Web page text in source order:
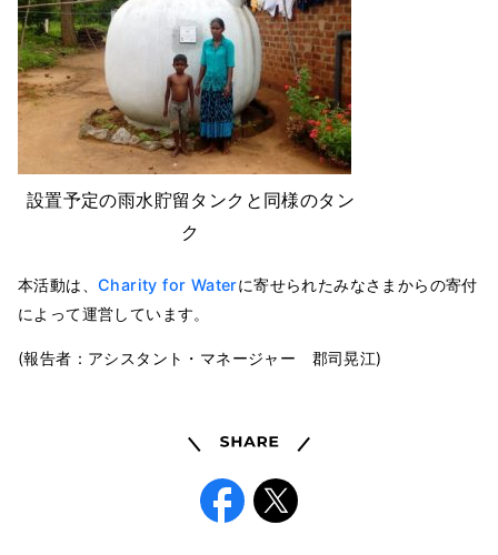
設置予定の雨水貯留タンクと同様のタン
ク
本活動は、 Charity for Waterに寄せられたみなさまからの寄付
によって運営しています。
(報告者：アシスタント・マネージャー 郡司晃江)
Share